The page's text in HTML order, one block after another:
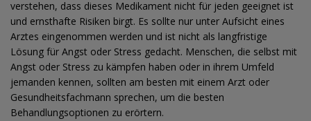
verstehen, dass dieses Medikament nicht für jeden geeignet ist
und ernsthafte Risiken birgt. Es sollte nur unter Aufsicht eines
Arztes eingenommen werden und ist nicht als langfristige
Lösung für Angst oder Stress gedacht. Menschen, die selbst mit
Angst oder Stress zu kämpfen haben oder in ihrem Umfeld
jemanden kennen, sollten am besten mit einem Arzt oder
Gesundheitsfachmann sprechen, um die besten
Behandlungsoptionen zu erörtern.